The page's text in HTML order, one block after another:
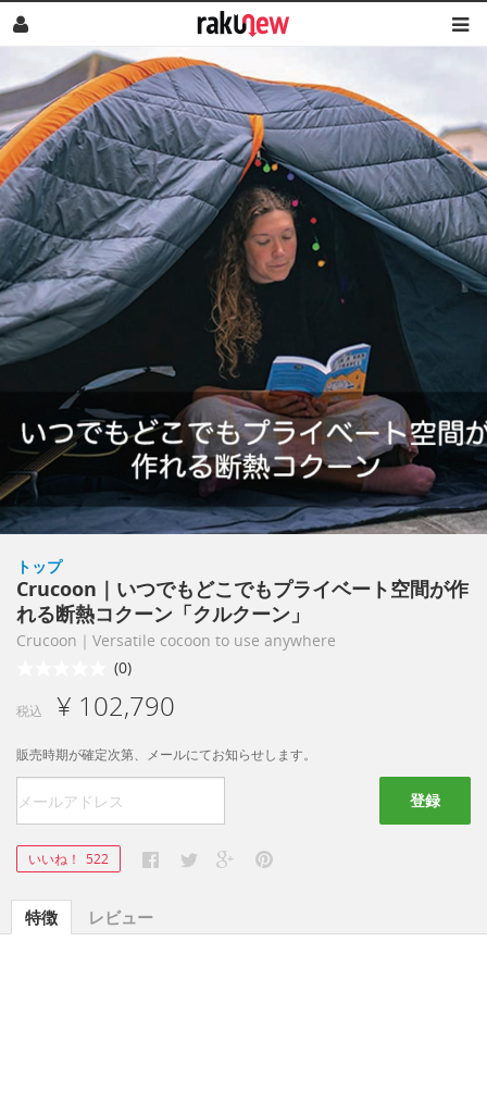
トップ
Crucoon｜いつでもどこでもプライベート空間が作
れる断熱コクーン「クルクーン」
Crucoon｜Versatile cocoon to use anywhere
(0)
税込 ¥ 102,790
販売時期が確定次第、メールにてお知らせします。
登録
いいね！ 522
特徴 レビュー